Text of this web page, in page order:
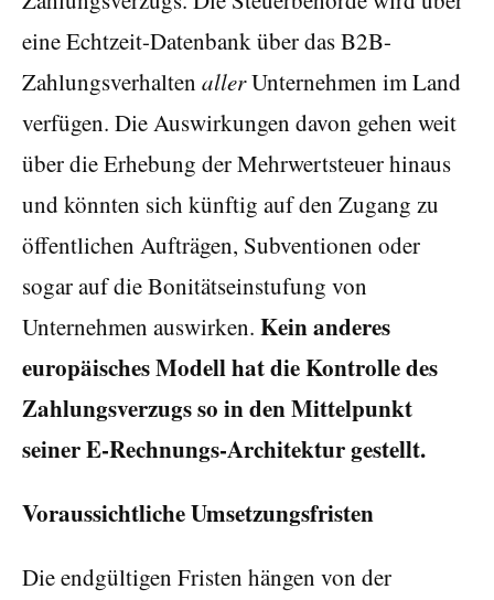
eine Echtzeit-Datenbank über das B2B-
Zahlungsverhalten allerUnternehmen im Land
verfügen. Die Auswirkungen davon gehen weit
über die Erhebung der Mehrwertsteuer hinaus
und könnten sich künftig auf den Zugang zu
öffentlichen Aufträgen, Subventionen oder
sogar auf die Bonitätseinstufung von
Unternehmen auswirken. Kein anderes
europäisches Modell hat die Kontrolle des
Zahlungsverzugs so in den Mittelpunkt
seiner E-Rechnungs-Architektur gestellt.
Voraussichtliche Umsetzungsfristen
Die endgültigen Fristen hängen von der